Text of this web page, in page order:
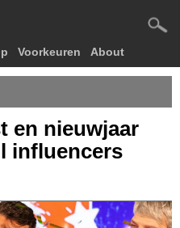
Voorkeuren About
en nieuwjaar
influencers